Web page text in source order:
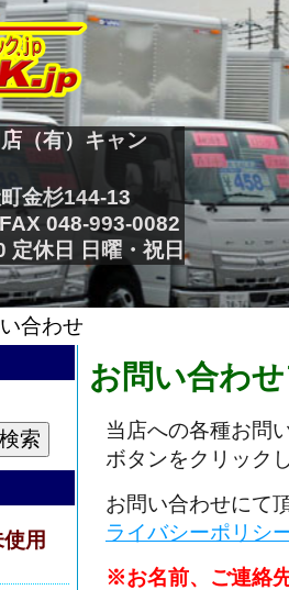
（有）キャン
金杉144-13
048-993-0082
休日 日曜・祝日
合わせ
用
お問い合わ
当店への各種お問
ボタンをクリック
お問い合わせにて
ライバシーポリシ
※お名前、ご連絡